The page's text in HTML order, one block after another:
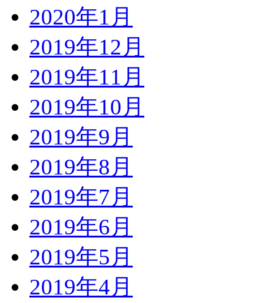
2020年1月
2019年12月
2019年11月
2019年10月
2019年9月
2019年8月
2019年7月
2019年6月
2019年5月
2019年4月